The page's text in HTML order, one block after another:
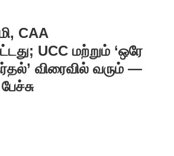
CAA
UCC மற்றும் ‘ஒரே
விரைவில் வரும் —